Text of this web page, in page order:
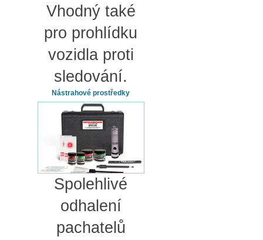
Vhodný také
pro prohlídku
vozidla proti
sledování.
Nástrahové prostředky
Spolehlivé
odhalení
pachatelů